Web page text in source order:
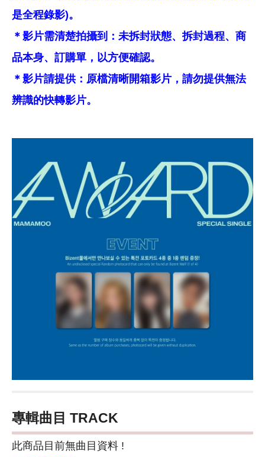
是全程錄影)。
＊影片需清楚拍攝到：未拆封狀態、拆封過程、商
品本身、訂購單，以方便確認。
＊影片請提供：原檔清晰開箱影片，請勿提供無法
辨識的快轉影片。
專輯曲目 TRACK
此商品目前無曲目資料 !